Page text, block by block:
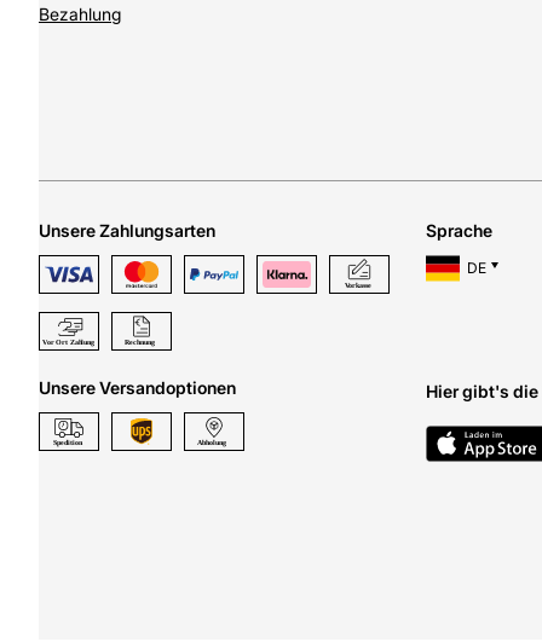
Bezahlung
Unsere Zahlungsarten
Unsere Versandoptionen
Sprache
DE
Hier gibt's